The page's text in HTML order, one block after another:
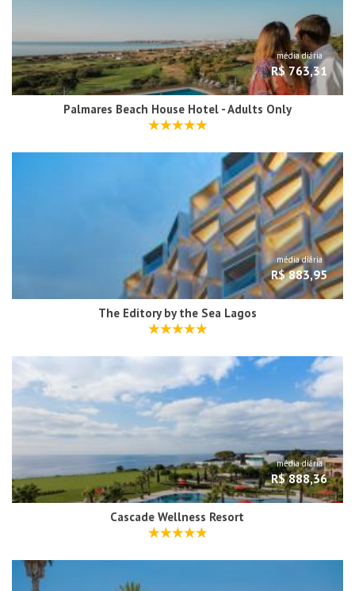
média diária
R$ 763,31
Palmares Beach House Hotel - Adults Only
média diária
R$ 883,95
The Editory by the Sea Lagos
média diária
R$ 888,36
Cascade Wellness Resort